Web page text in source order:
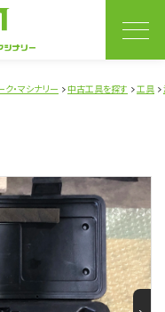
・マシナリー 中古工具を探す 工具